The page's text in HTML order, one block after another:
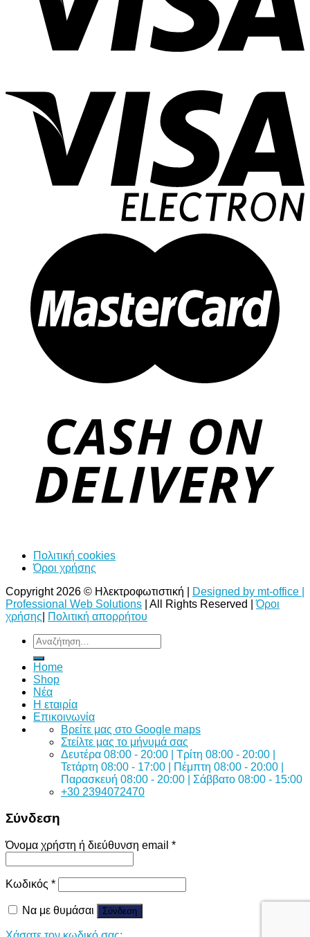
Πολιτική cookies
Όροι χρήσης
Copyright 2026 © Ηλεκτροφωτιστική |
Designed by mt-office |
Professional Web Solutions | All Rights Reserved |Όροι
χρήσης
Πολιτική απορρήτου
Αναζήτηση
για:
Home
Shop
Νέα
Η εταιρία
Επικοινωνία
Bρείτε μας στο Google maps
Στείλτε μας το μήνυμά σας
Δευτέρα 08:00 - 20:00 | Τρίτη 08:00 - 20:00 |
Τετάρτη 08:00 - 17:00 | Πέμπτη 08:00 - 20:00 |
Παρασκευή 08:00 - 20:00 | Σάββατο 08:00 - 15:00
+30 2394072470
Σύνδεση
Όνομα χρήστη ή διεύθυνση email *
Κωδικός *
Να με θυμάσαι Σύνδεση